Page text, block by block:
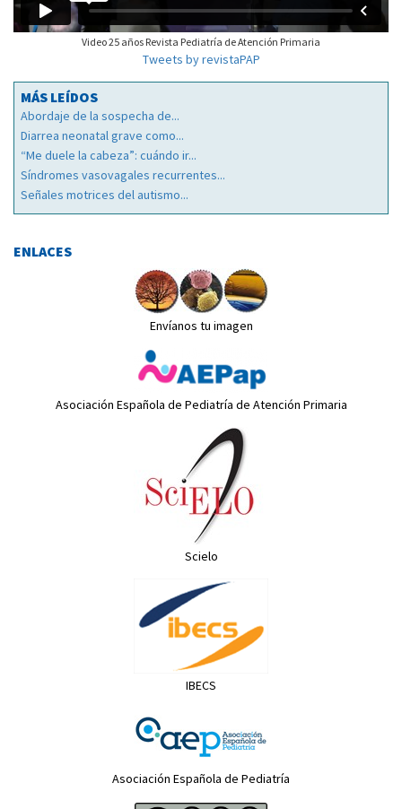
Video 25 años Revista Pediatría de Atención Primaria
Tweets by revistaPAP
MÁS LEÍDOS
Abordaje de la sospecha de...
Diarrea neonatal grave como...
“Me duele la cabeza”: cuándo ir...
Síndromes vasovagales recurrentes...
Señales motrices del autismo...
ENLACES
Envíanos tu imagen
Asociación Española de Pediatría de Atención Primaria
Scielo
IBECS
Asociación Española de Pediatría